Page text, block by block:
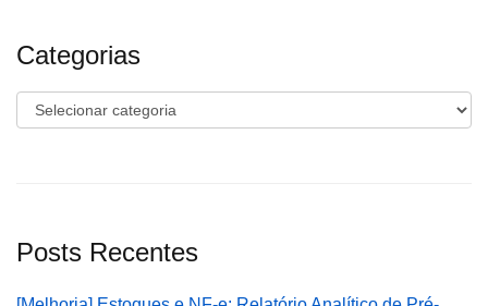
Categorias
Categorias
Posts Recentes